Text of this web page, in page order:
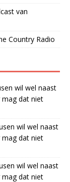
van
Country Radio
wil wel naast
mag dat niet
wil wel naast
mag dat niet
wil wel naast
mag dat niet